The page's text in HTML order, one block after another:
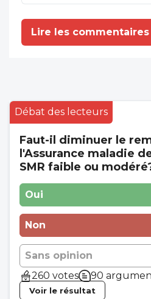
porteur des Criteres de
Lire les commentaires
Débat des lecteurs
Faut-il diminuer le
l'Assurance maladie
SMR faible ou
Oui
Non
Sans opinion
260 votes
90
Voir le résultat